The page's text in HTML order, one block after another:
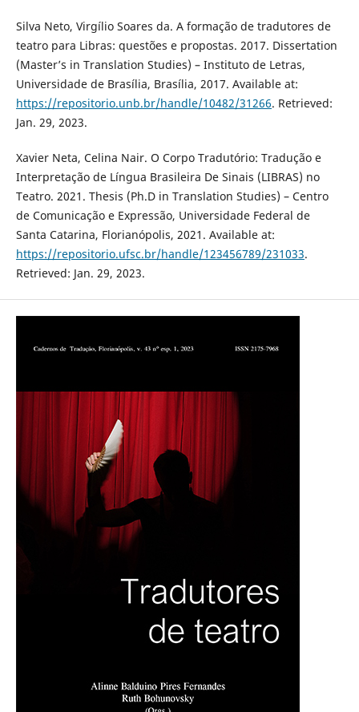
Silva Neto, Virgílio Soares da. A formação de tradutores de
teatro para Libras: questões e propostas. 2017. Dissertation
(Master’s in Translation Studies) – Instituto de Letras,
Universidade de Brasília, Brasília, 2017. Available at:
https://repositorio.unb.br/handle/10482/31266. Retrieved:
Jan. 29, 2023.
Xavier Neta, Celina Nair. O Corpo Tradutório: Tradução e
Interpretação de Língua Brasileira De Sinais (LIBRAS) no
Teatro. 2021. Thesis (Ph.D in Translation Studies) – Centro
de Comunicação e Expressão, Universidade Federal de
Santa Catarina, Florianópolis, 2021. Available at:
https://repositorio.ufsc.br/handle/123456789/231033.
Retrieved: Jan. 29, 2023.